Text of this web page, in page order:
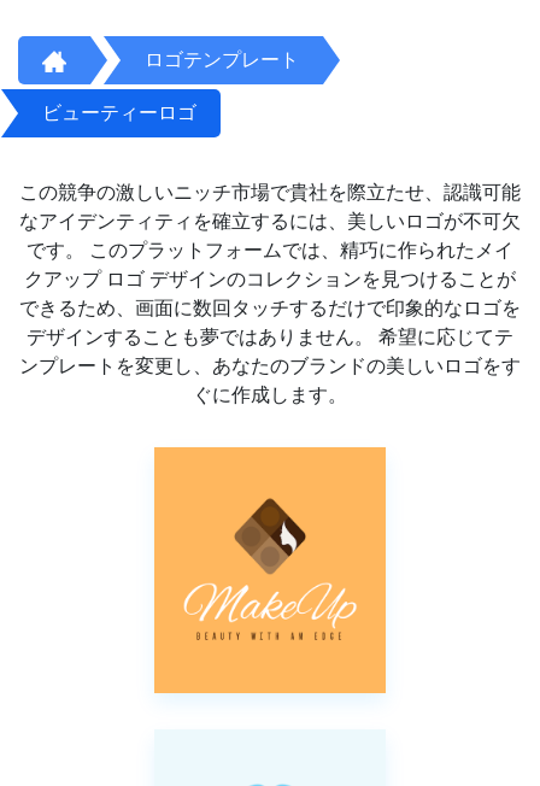
ロゴテンプレート
ビューティーロゴ
この競争の激しいニッチ市場で貴社を際立たせ、認識可能
なアイデンティティを確立するには、美しいロゴが不可欠
です。 このプラットフォームでは、精巧に作られたメイ
クアップ ロゴ デザインのコレクションを見つけることが
できるため、画面に数回タッチするだけで印象的なロゴを
デザインすることも夢ではありません。 希望に応じてテ
ンプレートを変更し、あなたのブランドの美しいロゴをす
ぐに作成します。